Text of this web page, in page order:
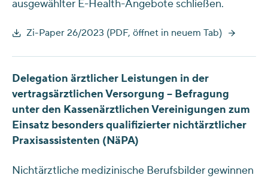
ausgewählter E-Health-Angebote schließen.
Zi-Paper 26/2023 (PDF, öffnet in neuem Tab)
Delegation ärztlicher Leistungen in der
vertragsärztlichen Versorgung – Befragung
unter den Kassenärztlichen Vereinigungen zum
Einsatz besonders qualifizierter nichtärztlicher
Praxisassistenten (NäPA)
Nichtärztliche medizinische Berufsbilder gewinnen